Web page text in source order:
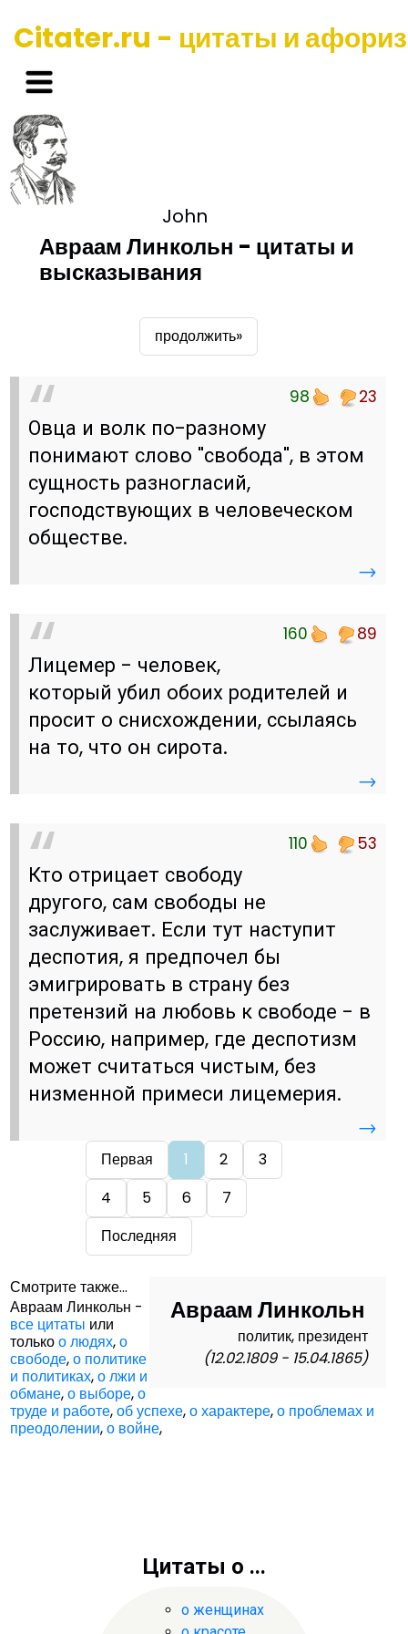
Citater.ru - цитаты и
John
Авраам Линкольн - цитаты и
высказывания
продолжить»
98 23
Овца и волк по-разному
понимают слово "свобода", в этом
сущность разногласий,
господствующих в человеческом
обществе.
→
160 89
Лицемер - человек,
который убил обоих родителей и
просит о снисхождении, ссылаясь
на то, что он сирота.
→
110 53
Кто отрицает свободу
другого, сам свободы не
заслуживает. Если тут наступит
деспотия, я предпочел бы
эмигрировать в страну без
претензий на любовь к свободе - в
Россию, например, где деспотизм
может считаться чистым, без
низменной примеси лицемерия.
→
Первая 1 2
3
4
5 6
7
Последняя
Авраам Линкольн
политик, президент
(12.02.1809 - 15.04.1865)
Смотрите также...
Авраам Линкольн -
все цитаты или
толькоо людях,о
свободе,о политике
и политиках,о лжи и
обмане,о выборе,о
труде и работе,об успехе,о характере,о проблемах и
преодолении,о войне,
Цитаты о ...
о женщинах